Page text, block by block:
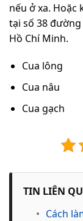
nếu ở xa.
tại số 38 đường
Hồ Chí Minh.
Cua lông
Cua nâu
Cua gạch
TIN LIÊN
• Cách